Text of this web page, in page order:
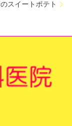
スイートポテト